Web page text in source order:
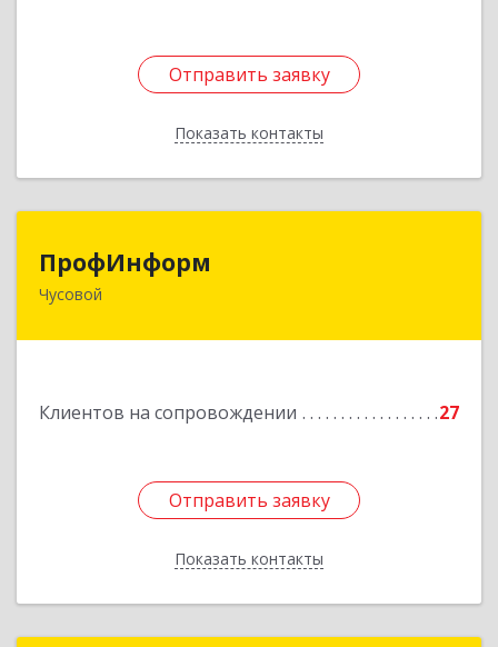
Отправить заявку
Показать контакты
Отправить заявку
Назад
ПрофИнформ
Чусовой
Клиентов на сопровождении 27
Отправить заявку
Показать контакты
618204, Пермский край, г.о. Чусовской, Чусовой
Отправить заявку
Назад